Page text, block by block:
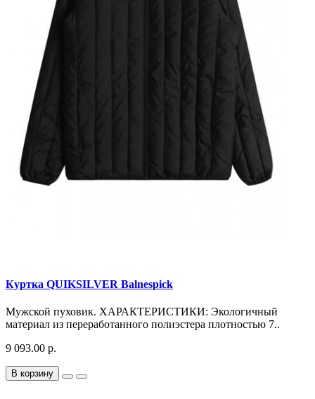
Куртка QUIKSILVER Balnespick
Мужской пуховик. ХАРАКТЕРИСТИКИ: Экологичный
материал из переработанного полиэстера плотностью 7..
9 093.00 р.
В корзину